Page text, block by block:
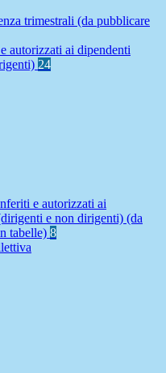
trimestrali (da pubblicare
autorizzati ai dipendenti
24
e autorizzati ai
e non dirigenti) (da
tabelle) 8